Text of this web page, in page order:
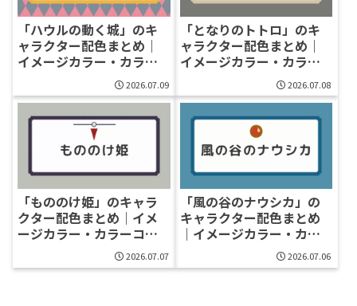
「ハウルの動く城」のキ
ャラクター配色まとめ｜
イメージカラー・カラー
2026.07.09
「となりのトトロ」のキ
ャラクター配色まとめ｜
イメージカラー・カラー
2026.07.08
「もののけ姫」のキャラ
クター配色まとめ｜イメ
ージカラー・カラーコー
2026.07.07
「風の谷のナウシカ」の
キャラクター配色まとめ
｜イメージカラー・カラ
2026.07.06